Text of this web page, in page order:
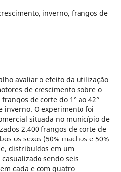
inverno, frangos de
avaliar o efeito da utilização
de crescimento sobre o
de corte do 1° ao 42°
inverno. O experimento foi
situada no município de
2.400 frangos de corte de
os sexos (50% machos e 50%
distribuídos em um
sendo seis
cada e com quatro